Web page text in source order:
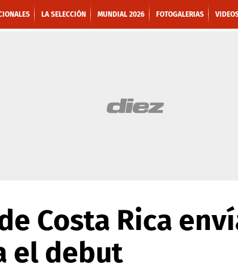
LA SELECCIÓN MUNDIAL 2026 FOTOGALERIAS
Costa Rica
el debut